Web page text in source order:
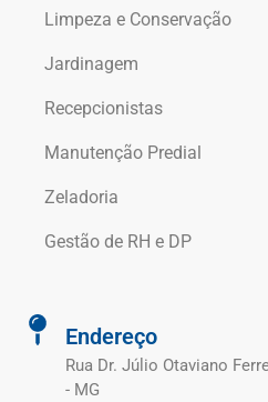
Limpeza e Conservação
Jardinagem
Recepcionistas
Manutenção Predial
Zeladoria
Gestão de RH e DP
Endereço
Rua Dr. Júlio Otaviano
- MG